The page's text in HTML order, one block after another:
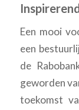
Een mooi
een
de
geworden
toekomst